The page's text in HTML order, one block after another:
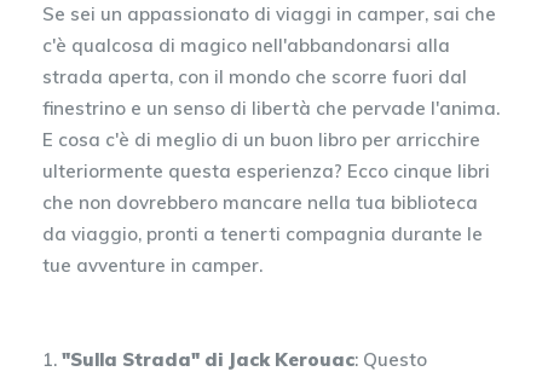
Se sei un appassionato di viaggi in camper, sai che
c'è qualcosa di magico nell'abbandonarsi alla
strada aperta, con il mondo che scorre fuori dal
finestrino e un senso di libertà che pervade l'anima.
E cosa c'è di meglio di un buon libro per arricchire
ulteriormente questa esperienza? Ecco cinque libri
che non dovrebbero mancare nella tua biblioteca
da viaggio, pronti a tenerti compagnia durante le
tue avventure in camper.
1. "Sulla Strada" di Jack Kerouac: Questo